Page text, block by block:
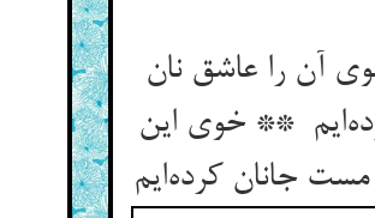
آن را عاشق نان
** خوی این